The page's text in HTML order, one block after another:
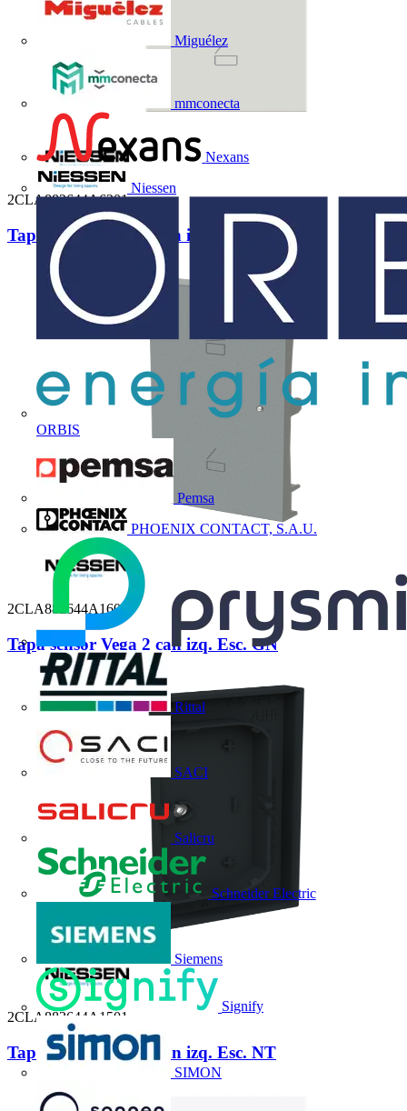
Miguélez
mmconecta
Nexans
Niessen
ORBIS
Pemsa
PHOENIX CONTACT, S.A.U.
Rittal
SACI
Salicru
Schneider Electric
Siemens
Signify
SIMON
2CLA882644A6201
Tapa sensor Vega 2 can izq. Esc. DN
2CLA882644A1601
Tapa sensor Vega 2 can izq. Esc. GN
2CLA882644A1501
Tapa sensor Vega 2 can izq. Esc. NT